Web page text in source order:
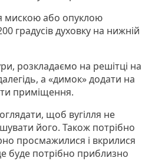
мискою або опуклою
градусів духовку на нижній
розкладаємо на решітці на
а «димок» додати на
приміщення.
щоб вугілля не
його. Також потрібно
просмажилися і вкрилися
буде потрібно приблизно